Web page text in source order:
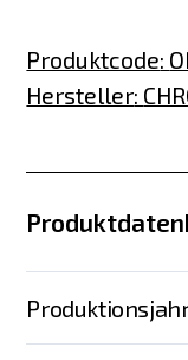
Produktcode:
Hersteller: